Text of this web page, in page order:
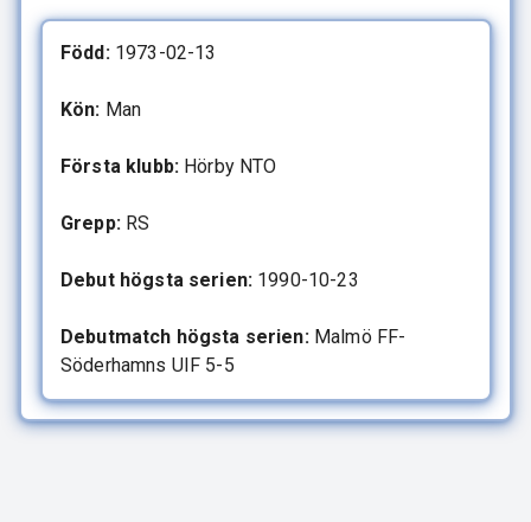
Född:1973-02-13
Kön: Man
Första klubb:Hörby NTO
Grepp:RS
Debut högsta serien: 1990-10-23
Debutmatch högsta serien:Malmö FF-
Söderhamns UIF 5-5